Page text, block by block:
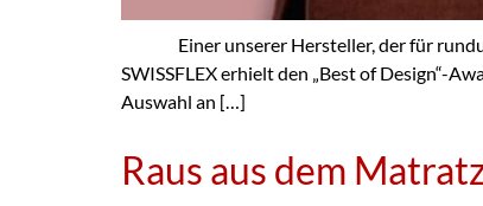
Einer unserer Hersteller, der für rundum
SWISSFLEX erhielt den „Best of Design“-
Auswahl an […]
Raus aus dem